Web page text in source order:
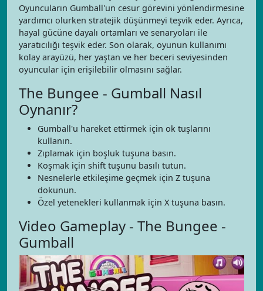
Oyuncuların Gumball'un cesur görevini yönlendirmesine
yardımcı olurken stratejik düşünmeyi teşvik eder. Ayrıca,
hayal gücüne dayalı ortamları ve senaryoları ile
yaratıcılığı teşvik eder. Son olarak, oyunun kullanımı
kolay arayüzü, her yaştan ve her beceri seviyesinden
oyuncular için erişilebilir olmasını sağlar.
The Bungee - Gumball Nasıl
Oynanır?
Gumball'u hareket ettirmek için ok tuşlarını
kullanın.
Zıplamak için boşluk tuşuna basın.
Koşmak için shift tuşunu basılı tutun.
Nesnelerle etkileşime geçmek için Z tuşuna
dokunun.
Özel yetenekleri kullanmak için X tuşuna basın.
Video Gameplay - The Bungee -
Gumball